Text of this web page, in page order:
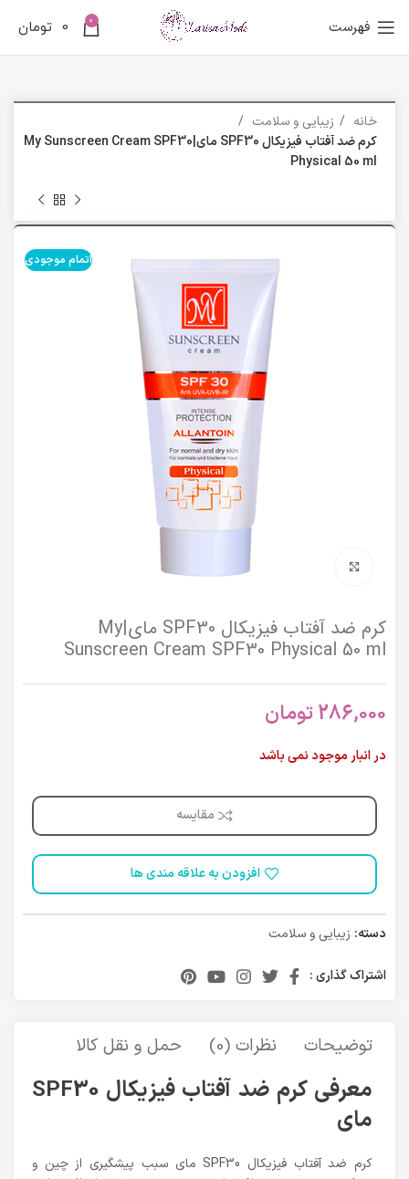
فهرست 0
0 تومان
خانه
زیبایی و سلامت
کرم ضد آفتاب فیزیکال SPF30 مای|My Sunscreen Cream SPF30
Physical 50 ml
اتمام موجودی
برای بزرگنمایی کلیک کنید
کرم ضد آفتاب فیزیکال SPF30 مای|My
Sunscreen Cream SPF30 Physical 50 ml
286,000تومان
در انبار موجود نمی باشد
مقایسه
افزودن به علاقه مندی ها
دسته: زیبایی و سلامت
اشتراک گذاری :
توضیحات نظرات (0) حمل و نقل کالا
معرفی کرم ضد آفتاب فیزیکال SPF30
مای
کرم ضد آفتاب فیزیکال SPF30 مای سبب پیشگیری از چین و